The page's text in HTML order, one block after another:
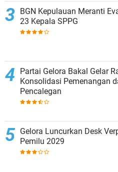
BGN Kepulauan Meranti
23 Kepala SPPG
Partai Gelora Bakal Gelar
Konsolidasi Pemenangan
Pencalegan
Gelora Luncurkan Desk
Pemilu 2029